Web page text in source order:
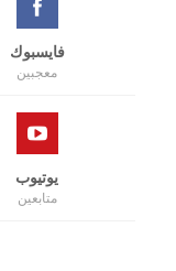
فايسبوك
معجبين
يوتيوب
متابعين